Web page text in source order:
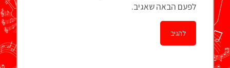
לפעם הבאה שאגיב.